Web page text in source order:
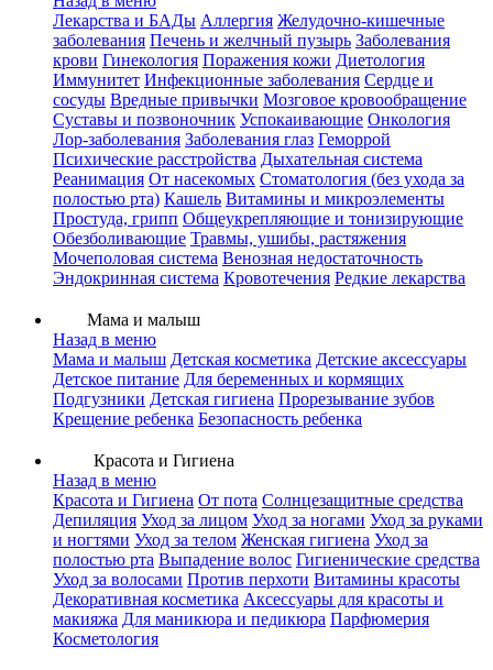
Лекарства и БАДы Аллергия Желудочно-кишечные
заболевания Печень и желчный пузырь Заболевания
крови Гинекология Поражения кожи Диетология
Иммунитет Инфекционные заболевания Сердце и
сосуды Вредные привычки Мозговое кровообращение
Суставы и позвоночник Успокаивающие Онкология
Лор-заболевания Заболевания глаз Геморрой
Психические расстройства Дыхательная система
Реанимация От насекомых Стоматология (без ухода за
полостью рта) Кашель Витамины и микроэлементы
Простуда, грипп Общеукрепляющие и тонизирующие
Обезболивающие Травмы, ушибы, растяжения
Мочеполовая система Венозная недостаточность
Эндокринная система Кровотечения Редкие лекарства
Мама и малыш
Назад в меню
Мама и малыш Детская косметика Детские аксессуары
Детское питание Для беременных и кормящих
Подгузники Детская гигиена Прорезывание зубов
Крещение ребенка Безопасность ребенка
Красота и Гигиена
Назад в меню
Красота и Гигиена От пота Солнцезащитные средства
Депиляция Уход за лицом Уход за ногами Уход за руками
и ногтями Уход за телом Женская гигиена Уход за
полостью рта Выпадение волос Гигиенические средства
Уход за волосами Против перхоти Витамины красоты
Декоративная косметика Аксессуары для красоты и
макияжа Для маникюра и педикюра Парфюмерия
Косметология